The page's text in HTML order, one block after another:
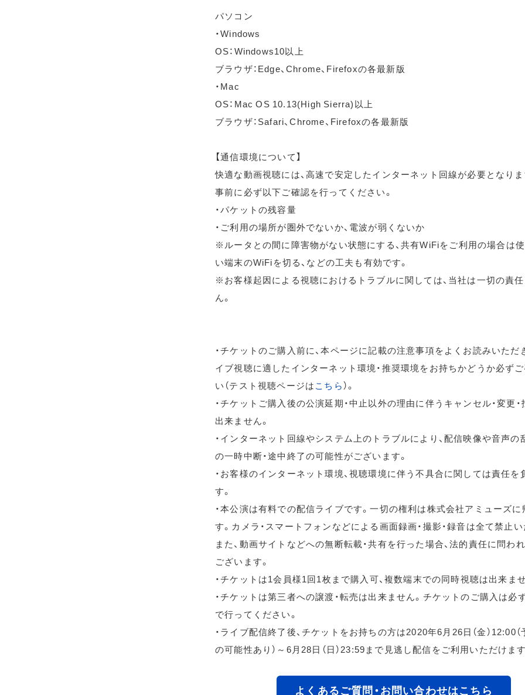
パソコン
・Windows
OS：Windows10以上
ブラウザ：Edge、Chrome、Firefoxの各最新版
・Mac
OS：Mac OS 10.13(High Sierra)以上
ブラウザ：Safari、Chrome、Firefoxの各最新版
【通信環境について】
快適な動画視聴には、高速で安定したインターネット回線が必要となりま
事前に必ず以下ご確認を行ってください。
・パケットの残容量
・ご利用の場所が圏外でないか、電波が弱くないか
※ルータとの間に障害物がない状態にする、共有WiFiをご利用の場合は
い端末のWiFiを切る、などの工夫も有効です。
※お客様起因による視聴におけるトラブルに関しては、当社は一切の責
ん。
・チケットのご購入前に、本ページに記載の注意事項をよくお読みいただ
イブ視聴に適したインターネット環境・推奨環境をお持ちかどうか必ず
い（テスト視聴ページはこちら）。
・チケットご購入後の公演延期・中止以外の理由に伴うキャンセル・変更
出来ません。
・インターネット回線やシステム上のトラブルにより、配信映像や音声の
の一時中断・途中終了の可能性がございます。
・お客様のインターネット環境、視聴環境に伴う不具合に関しては責任を
す。
・本公演は有料での配信ライブです。一切の権利は株式会社アミューズに
す。カメラ・スマートフォンなどによる画面録画・撮影・録音は全て禁止い
また、動画サイトなどへの無断転載・共有を行った場合、法的責任に問わ
ございます。
・チケットは1会員様1回1枚まで購入可、複数端末での同時視聴は出来ませ
・チケットは第三者への譲渡・転売は出来ません。チケットのご購入は必
で行ってください。
・ライブ配信終了後、チケットをお持ちの方は2020年6月26日（金）12:00
の可能性あり）～6月28日（日）23:59まで見逃し配信をご利用いただけます
よくあるご質問・お問い合わせはこちら